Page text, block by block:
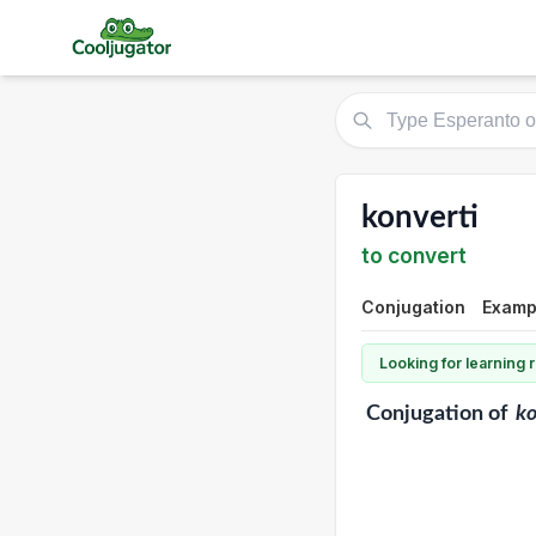
konverti
to convert
Conjugation
Looking for learning
Conjugationof